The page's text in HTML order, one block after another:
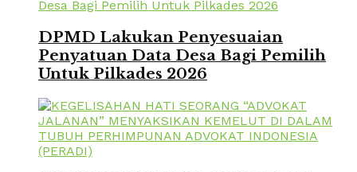
DPMD Lakukan Penyesuaian
Penyatuan Data Desa Bagi Pemilih
Untuk Pilkades 2026